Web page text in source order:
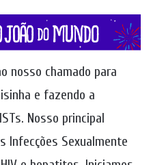
nosso chamado para
e fazendo a
Nosso principal
Infecções Sexualmente